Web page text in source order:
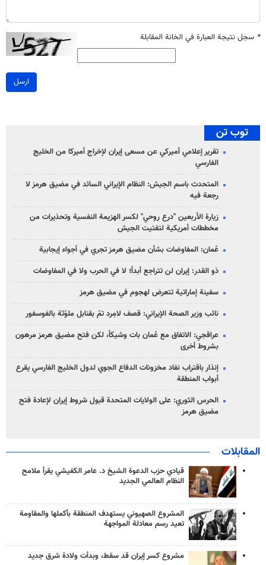
* سجل نتيجة العبارة في الخانة المقابلة
ارسل
توب تن
تقرير إعلامي أميركي عن مسعى إيران لإخراج أميركا من الخليج
الفارسي
المتحدث باسم الجيش: النظام الإيراني السائد في مضيق هرمز لا
رجعة فيه
زيارة الأربعين "درع روحي" لكسر الهزيمة النفسية وتحذيرات من
مخططات أمريكية لتفتيت الجيش
عُمان: المفاوضات بشأن مضيق هرمز تجري في أجواء إيجابية
ذو القدر: إيران لن تتراجع أبداً؛ لا في الحرب ولا في المفاوضات
سفينة إماراتية تتعرض لهجوم في مضيق هرمز
نائب وزير الصحة الإيراني: قصف لامِرد تمّ بقنابل ملوّثة بالفوسفور
عراقجي: الاتفاق مع عُمان بات وشيكاً، لكن فتح مضيق هرمز مرهون
بشروط أخرى
إنذار باقتراب نفاد مخزونات الدفاع الجوي لدول الخليج الفارسي يقرع
أبواب المنطقة
الحرس الثوري: على الولايات المتحدة قبول شروط إيران لإعادة فتح
مضيق هرمز
المقابلات
قيادي حزب الدعوة الشيخ د. عامر الكفيشي يقرأ ملامح
النظام العالمي الجديد
المشروع الصهيوني يستهدف المنطقة بأكملها والمقاومة
تعيد رسم معادلة المواجهة
مشروع كسر إيران قد سقط، وبدأت ولادة شرق جديد